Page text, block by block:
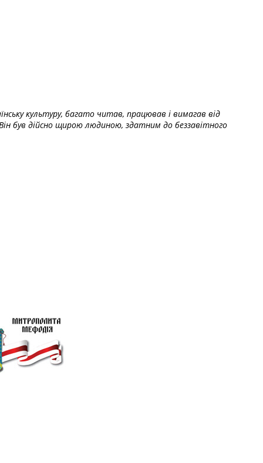
культуру, багато читав, працював і вимагав від
був дійсно щирою людиною, здатним до беззавітного